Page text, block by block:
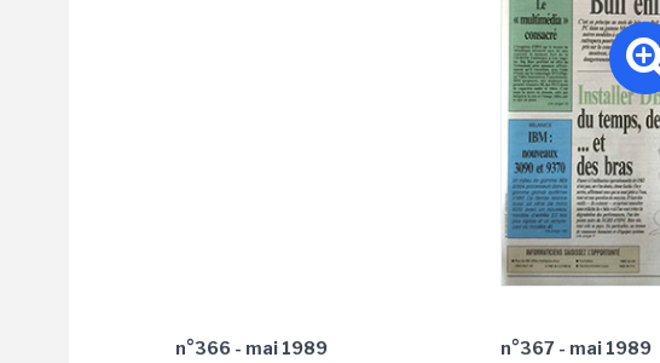
n°366 - mai 1989 n°367 - mai 1989